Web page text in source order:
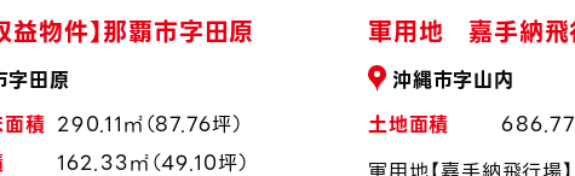
益物件】那覇市字田原
字田原
積 290.11㎡（87.76坪）
162.33㎡（49.10坪）
軍用地 嘉手納飛
沖縄市字山内
土地面積
686.77